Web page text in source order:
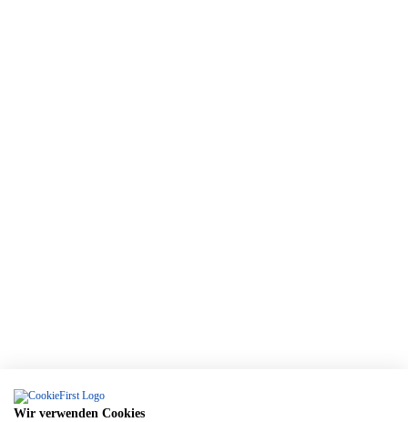
Wir verwenden Cookies